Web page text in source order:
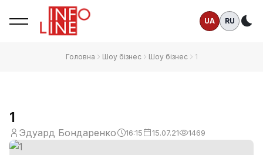
UA RU
Головна Шоу бізнес Шоу бізнес 1
1
Эдуард Бондаренко 16:15 15.07.21 1469